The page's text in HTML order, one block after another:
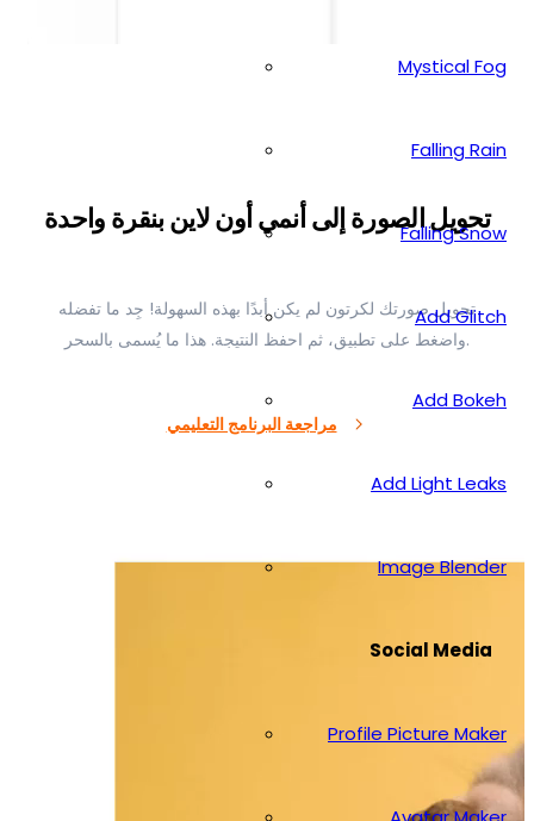
Mystical Fog
Falling Rain
Falling Snow
Add Glitch
Add Bokeh
Add Light Leaks
Image Blender
Social Media
Profile Picture Maker
تحويل الصورة إلى أنمي أون لاين بنقرة واحدة
تحويل صورتك لكرتون لم يكن أبدًا بهذه السهولة! جِد ما تفضله
واضغط على تطبيق، ثم احفظ النتيجة. هذا ما يُسمى بالسحر.
مراجعة البرنامج التعليمي